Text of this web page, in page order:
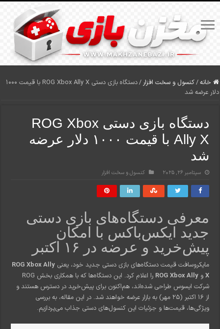
خانه/کنسول و سخت افزار/
دستگاه بازی دستی ROG Xbox Ally X با قیمت ۱۰۰۰
دلار عرضه شد
دستگاه بازی دستی ROG Xbox
Ally X با قیمت ۱۰۰۰ دلار عرضه
شد
سپتامبر 26, 2025 کنسول و سخت افزار
معرفی دستگاه‌های بازی دستی
جدید ایکس‌باکس با امکان
پیش‌خرید و عرضه در ۱۶ اکتبر
مایکروسافت قیمت دستگاه‌های بازی دستی جدید خود، یعنیROG Xbox Ally
X وROG Xbox Ally
را اعلام کرد. این دستگاه‌ها که با همکاری بخش ROG
شرکت ایسوس طراحی شده‌اند، هم‌اکنون برای پیش‌خرید در دسترس هستند و
از ۱۶ اکتبر (۲۵ مهر) به بازار عرضه خواهند شد. در این مقاله، به بررسی
ویژگی‌ها، قیمت‌ها و جزئیات این کنسول‌های دستی جذاب می‌پردازیم.